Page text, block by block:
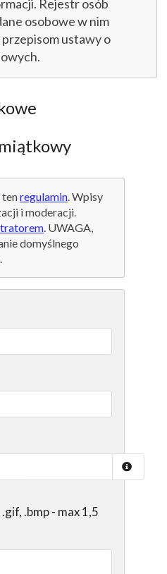
Rejestr osób
osobowe w nim
ustawy o
regulamin. Wpisy
i moderacji.
. UWAGA,
domyślnego
.bmp - max 1,5